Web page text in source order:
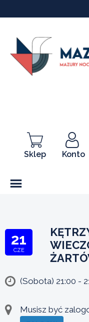
Sklep Konto
21
CZE
(Sobota) 21:00 -
Musisz być